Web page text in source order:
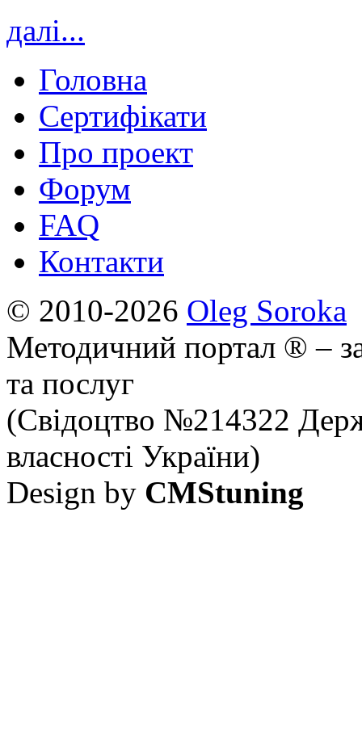
далі...
Головна
Сертифікати
Про проект
Форум
FAQ
Контакти
© 2010-2026 Oleg Soroka
Методичний портал ® –
та послуг
(Свідоцтво №214322
власності України)
Design by CMStuning